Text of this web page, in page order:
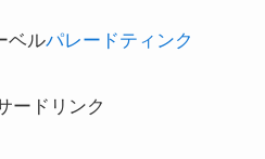
パレードティンク
ードリンク